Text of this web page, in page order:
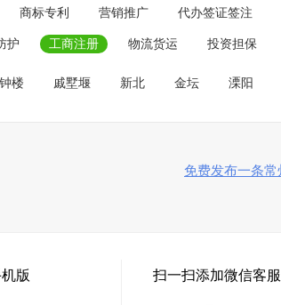
商标专利 营销推广 代办签证签注
护 工商注册 物流货运 投资担保
钟楼 戚墅堰 新北 金坛 溧阳
免费发布一条
版 扫一扫添加微信客服